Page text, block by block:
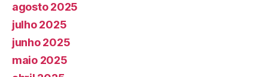
agosto 2025
julho 2025
junho 2025
maio 2025